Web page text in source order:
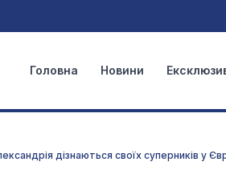
Головна Новини
дізнаються своїх суперників у